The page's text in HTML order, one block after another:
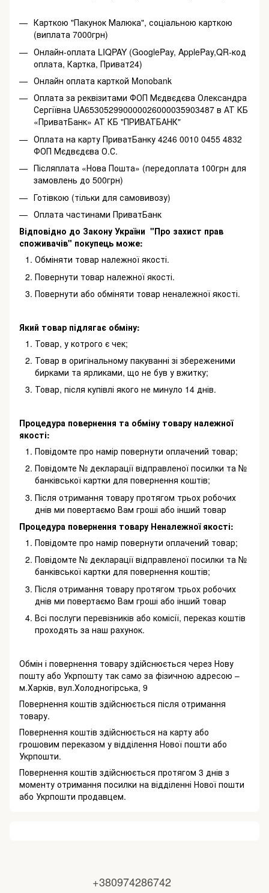
Карткою "Пакунок Малюка", соціальною карткою
(виплата 7000грн)
Онлайн-оплата LIQPAY (GooglePay, ApplePay,QR-код
оплата, Картка, Приват24)
Онлайн оплата карткой Monobank
Оплата за реквізитами ФОП Мєдвєдєва Олександра
Сергіївна UA653052990000026000035903487 в АТ КБ
«ПриватБанк» АТ КБ "ПРИВАТБАНК"
Оплата на карту ПриватБанку 4246 0010 0455 4832
ФОП Мєдвєдєва О.С.
Післяплата «Нова Пошта» (передоплата 100грн для
замовлень до 500грн)
Готівкою (тільки для самовивозу)
Оплата частинами ПриватБанк
Відповідно до Закону України "Про захист прав
споживачів" покупець може:
Обміняти товар належної якості.
Повернути товар належної якості.
Повернути або обміняти товар неналежної якості.
Який товар підлягає обміну:
Товар, у котрого є чек;
Товар в оригінальному пакуванні зі збереженими
бирками та ярликами, що не був у вжитку;
Товар, після купівлі якого не минуло 14 днів.
Процедура повернення та обміну товару належної
якості:
Повідомте про намір повернути оплачений товар;
Повідомте № декларації відправленої посилки та №
банківської картки для повернення коштів;
Після отримання товару протягом трьох робочих
днів ми повертаємо Вам гроші або інший товар
Процедура повернення товару Неналежної якості:
Повідомте про намір повернути оплачений товар;
Повідомте № декларації відправленої посилки та №
банківської картки для повернення коштів;
Після отримання товару протягом трьох робочих
днів ми повертаємо Вам гроші або інший товар
Всі послуги перевізників або комісії, переказ коштів
проходять за наш рахунок.
Обмін і повернення товару здійснюється через Нову
пошту або Укрпошту так само за фізичною адресою –
м.Харків, вул.Холодногірська, 9
Повернення коштів здійснюється після отримання
товару.
Повернення коштів здійснюється на карту або
грошовим переказом у відділення Нової пошти або
Укрпошти.
Повернення коштів здійснюється протягом 3 днів з
моменту отримання посилки на відділенні Нової пошти
або Укрпошти продавцем.
+380974286742